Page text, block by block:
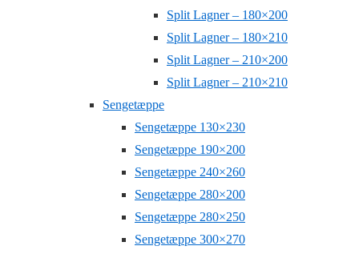
Split Lagner – 180×200
Split Lagner – 180×210
Split Lagner – 210×200
Split Lagner – 210×210
Sengetæppe
Sengetæppe 130×230
Sengetæppe 190×200
Sengetæppe 240×260
Sengetæppe 280×200
Sengetæppe 280×250
Sengetæppe 300×270